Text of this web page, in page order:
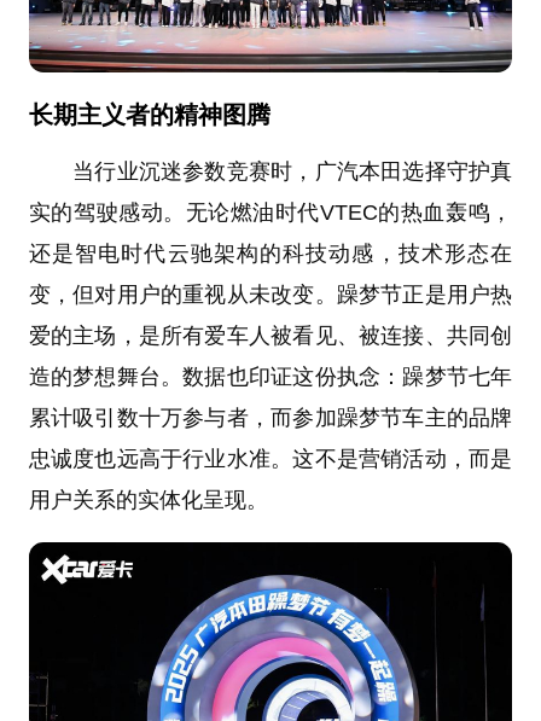
长期主义者的精神图腾
当行业沉迷参数竞赛时，广汽本田选择守护真
实的驾驶感动。无论燃油时代VTEC的热血轰鸣，
还是智电时代云驰架构的科技动感，技术形态在
变，但对用户的重视从未改变。躁梦节正是用户热
爱的主场，是所有爱车人被看见、被连接、共同创
造的梦想舞台。数据也印证这份执念：躁梦节七年
累计吸引数十万参与者，而参加躁梦节车主的品牌
忠诚度也远高于行业水准。这不是营销活动，而是
用户关系的实体化呈现。